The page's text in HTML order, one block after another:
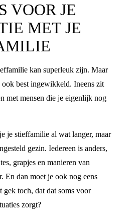
VOOR JE
MET JE
kan superleuk zijn. Maar
ook best ingewikkeld. Ineens zit
met mensen die je eigenlijk nog
je stieffamilie al wat langer, maar
gezin. Iedereen is anders,
grapjes en manieren van
En dan moet je ook nog eens
gek toch, dat dat soms voor
zorgt?